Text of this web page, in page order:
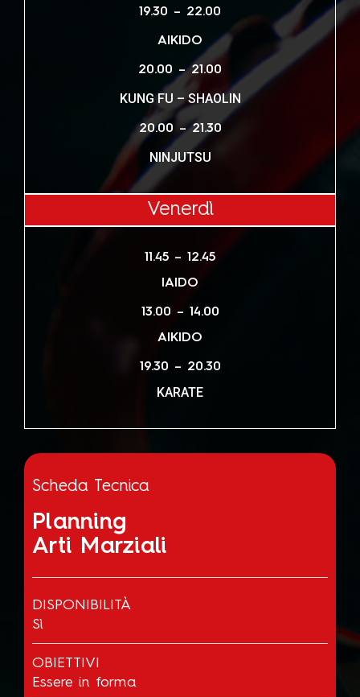
19.30 – 22.00
AIKIDO
20.00 – 21.00
KUNG FU – SHAOLIN
20.00 – 21.30
NINJUTSU
Venerdì
11.45 – 12.45
IAIDO
13.00 – 14.00
AIKIDO
19.30 – 20.30
KARATE
Scheda Tecnica
Planning
Arti Marziali
DISPONIBILITÀ
Sì
OBIETTIVI
Essere in forma